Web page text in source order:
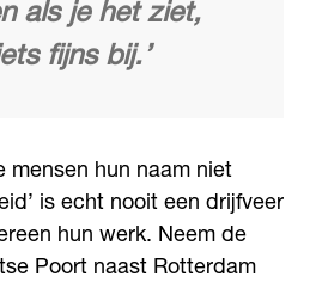
als je het ziet,
fijns bij.’
mensen hun naam niet
is echt nooit een drijfveer
hun werk. Neem de
Poort naast Rotterdam